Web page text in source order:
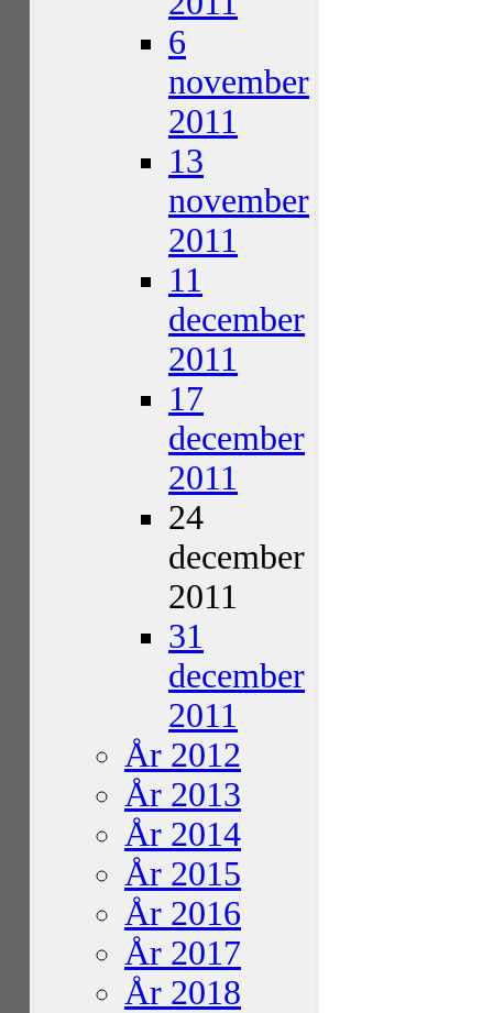
6
november
2011
13
november
2011
11
december
2011
17
december
2011
24
december
2011
31
december
2011
År 2012
År 2013
År 2014
År 2015
År 2016
År 2017
År 2018